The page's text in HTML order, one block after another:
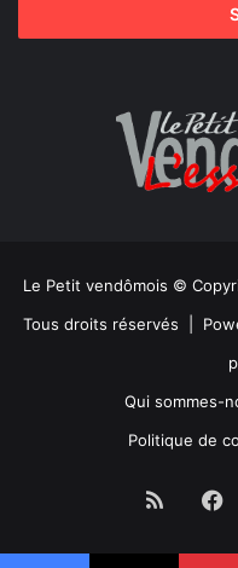
Le Petit vendômois ©
Tous droits réservés |
Qui sommes-
Politique de
RSS